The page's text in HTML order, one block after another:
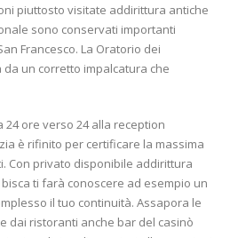
piuttosto visitate addirittura antiche
sono conservati importanti
Francesco. La Oratorio dei
un corretto impalcatura che
ore verso 24 alla reception
è rifinito per certificare la massima
Con privato disponibile addirittura
ti farà conoscere ad esempio un
il tuo continuità. Assapora le
dai ristoranti anche bar del casinò